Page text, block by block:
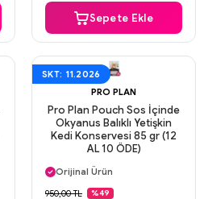
Sepete Ekle
SKT: 11.2026
PRO PLAN
Pro Plan Pouch Sos İçinde
Okyanus Balıklı Yetişkin
Kedi Konservesi 85 gr (12
AL 10 ÖDE)
Aynı Gün Kargo
Orijinal Ürün
Güvenli Ödeme
950,00 TL %49